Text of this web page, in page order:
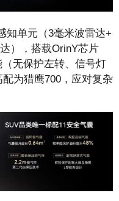
知单元（3毫米波雷达+
），搭载OrinY芯片
（无保护左转、信号灯
为猎鹰700，应对复杂